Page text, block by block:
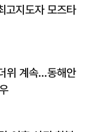
고지도자 모즈타
위 계속…동해안